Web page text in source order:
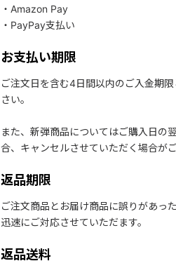
・Amazon Pay
・PayPay支払い
お支払い期限
ご注文日を含む4日間以内のご入金期
さい。
また、新弾商品についてはご購入日の
合、キャンセルさせていただく場合が
返品期限
ご注文商品とお届け商品に誤りがあっ
迅速にご対応させていただます。
返品送料